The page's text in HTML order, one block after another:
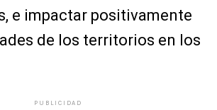
e impactar positivamente
de los territorios en los
PUBLICIDAD